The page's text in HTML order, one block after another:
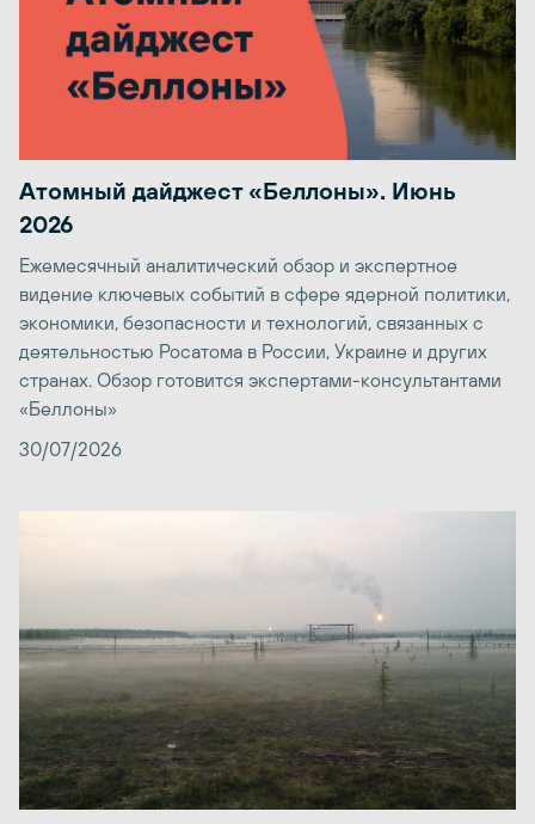
Атомный дайджест «Беллоны». Июнь
2026
Ежемесячный аналитический обзор и экспертное
видение ключевых событий в сфере ядерной политики,
экономики, безопасности и технологий, связанных с
деятельностью Росатома в России, Украине и других
странах. Обзор готовится экспертами-консультантами
«Беллоны»
30/07/2026